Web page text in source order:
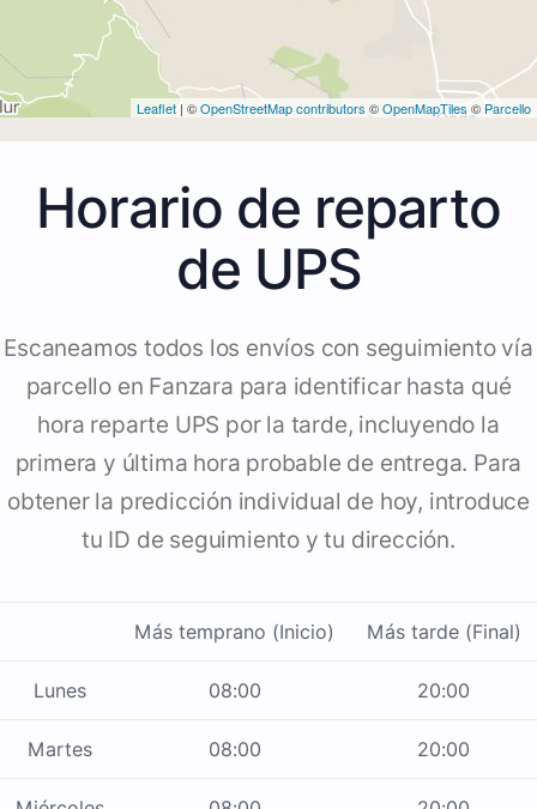
Leaflet | ©OpenStreetMap contributors ©OpenMapTiles © Parcello
Horario de reparto
de UPS
Escaneamos todos los envíos con seguimiento vía
parcello en Fanzara para identificar hasta qué
hora reparte UPS por la tarde, incluyendo la
primera y última hora probable de entrega. Para
obtener la predicción individual de hoy, introduce
tu ID de seguimiento y tu dirección.
Más temprano (Inicio) Más tarde (Final)
Lunes 08:00 20:00
Martes 08:00 20:00